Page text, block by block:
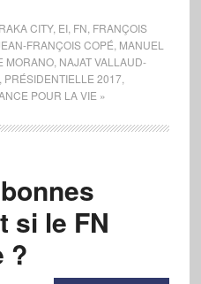
CITY, EI, FN FRANÇOIS
FRANÇOIS COPÉ MANUEL
MORANO, NAJAT VALLAUD-
PRÉSIDENTIELLE 2017,
POUR LA VIE »
si le FN
?